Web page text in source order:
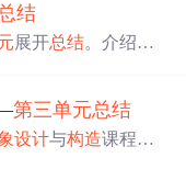
结
展开总结。介绍了
数据结构选择和动
、优势与局限。
第三单元总结
设计与构造课程的